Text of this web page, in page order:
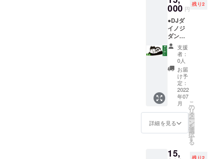
せてい
ただき
ます。
※当日、
終演後
に記念
撮影と
サイン
会を予
定して
いま
す。 ※
会場ま
での交
通費等
は支援
す。
000 円
残り2
●DJダ
イノジ
ダン
サーに
なれる
券で応
援！
（東京
公演 ２
名）
￥15,00
0 ※DJダ
イノ
ジ・ダ
ンサー
になっ
ントを
支援
者：
0人
お届
け予
定：
2022
年07
月
詳細を見る
こ
の
リ
タ
ー
ン
を
選
択
す
る
15, 残り2